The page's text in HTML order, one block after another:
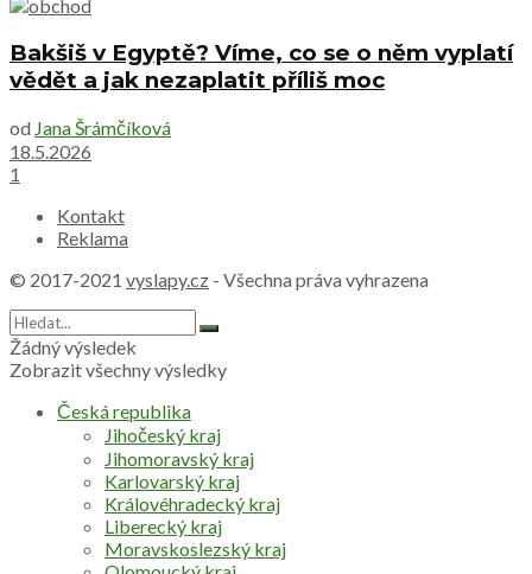
Bakšiš v Egyptě? Víme, co se o něm vyplatí
vědět a jak nezaplatit příliš moc
od Jana Šrámčíková
18.5.2026
1
Kontakt
Reklama
© 2017-2021 vyslapy.cz - Všechna práva vyhrazena
Žádný výsledek
Zobrazit všechny výsledky
Česká republika
Jihočeský kraj
Jihomoravský kraj
Karlovarský kraj
Královéhradecký kraj
Liberecký kraj
Moravskoslezský kraj